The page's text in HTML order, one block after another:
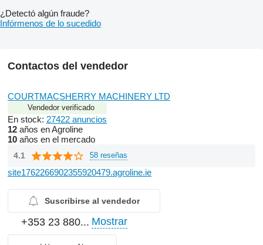
¿Detectó algún fraude?
Infórmenos de lo sucedido
Contactos del vendedor
COURTMACSHERRY MACHINERY LTD
Vendedor verificado
En stock: 27422 anuncios
12 años en Agroline
10 años en el mercado
4.1 58 reseñas
site1762266902355920479.agroline.ie
Suscribirse al vendedor
+353 23 880... Mostrar